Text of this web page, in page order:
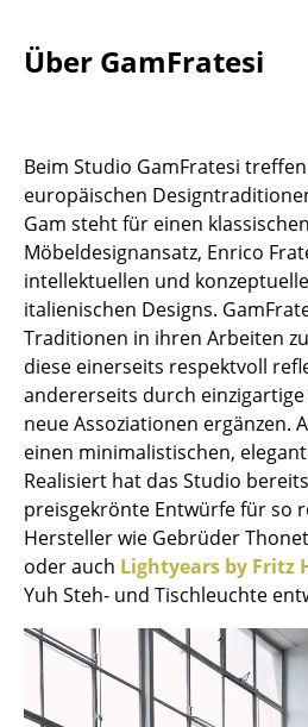
Bodenleuchten
Outdoor-Leuchten
Akkuleuchten
... alle Leuchten
Betten
Doppelbetten
Einzelbetten
Stapelbetten
Kinderbetten
Nachttische & Bettzubehör
... alle Betten
Accessoires
Uhren
Über GamFratesi
Beim Studio GamFratesi
europäischen
Gam steht für einen
Möbeldesignansatz, Enrico
intellektuellen und
italienischen Designs.
Traditionen in ihren Arbeiten
diese einerseits respektvoll
andererseits durch
neue Assoziationen ergänzen.
einen minimalistischen,
Realisiert hat das Studio
preisgekrönte Entwürfe für so
Hersteller wie Gebrüder
oder auch Lightyears by Fritz
Yuh Steh- und Tischleuchte